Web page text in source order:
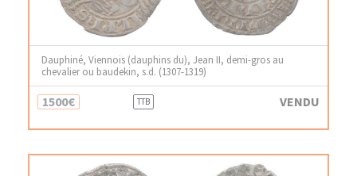
Dauphiné, Viennois (dauphins du), Jean II, demi-gros au
chevalier ou baudekin, s.d. (1307-1319)
1500€ TTB VENDU